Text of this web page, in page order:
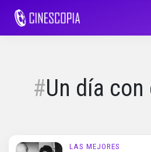
Un día
LAS MEJORES